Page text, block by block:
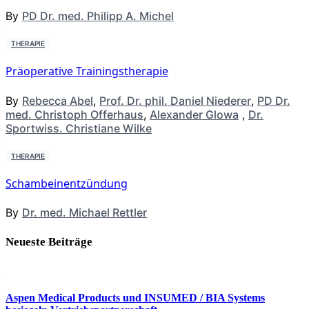
By PD Dr. med. Philipp A. Michel
THERAPIE
Präoperative Trainingstherapie
By Rebecca Abel, Prof. Dr. phil. Daniel Niederer, PD Dr.
med. Christoph Offerhaus, Alexander Glowa , Dr.
Sportwiss. Christiane Wilke
THERAPIE
Schambeinentzündung
By Dr. med. Michael Rettler
Neueste Beiträge
Aspen Medical Products und INSUMED / BIA Systems